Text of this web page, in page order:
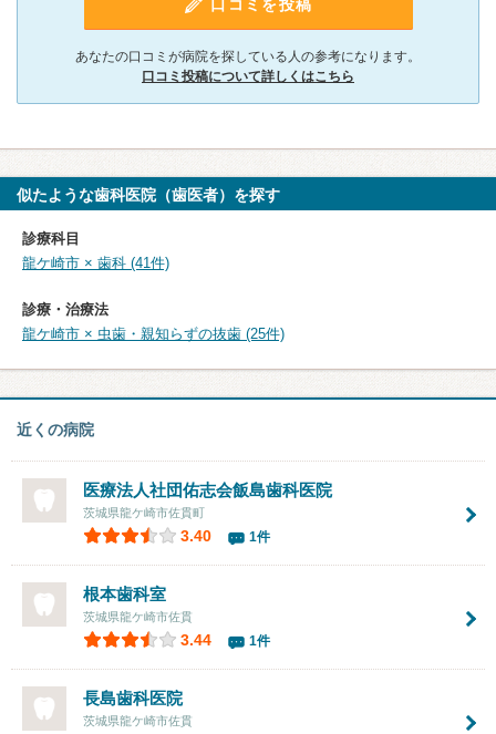
口コミを投稿
あなたの口コミが病院を探している人の参考になります。
口コミ投稿について詳しくはこちら
似たような歯科医院（歯医者）を探す
診療科目
龍ケ崎市 × 歯科 (41件)
診療・治療法
龍ケ崎市 × 虫歯・親知らずの抜歯 (25件)
近くの病院
医療法人社団佑志会飯島歯科医院
茨城県龍ケ崎市佐貫町
3.40 1件
根本歯科室
茨城県龍ケ崎市佐貫
3.44 1件
長島歯科医院
茨城県龍ケ崎市佐貫